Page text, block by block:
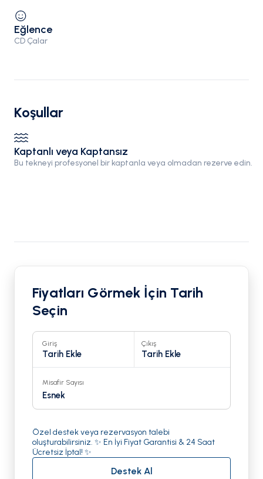
Eğlence
CD Çalar
Koşullar
Kaptanlı veya Kaptansız
Bu tekneyi profesyonel bir kaptanla veya olmadan rezerve edin.
Fiyatları Görmek İçin Tarih
Seçin
Giriş
Tarih Ekle
Çıkış
Tarih Ekle
Misafir Sayısı
Esnek
Özel destek veya rezervasyon talebi
oluşturabilirsiniz. ✨ En İyi Fiyat Garantisi & 24 Saat
Ücretsiz İptal! ✨
Destek Al